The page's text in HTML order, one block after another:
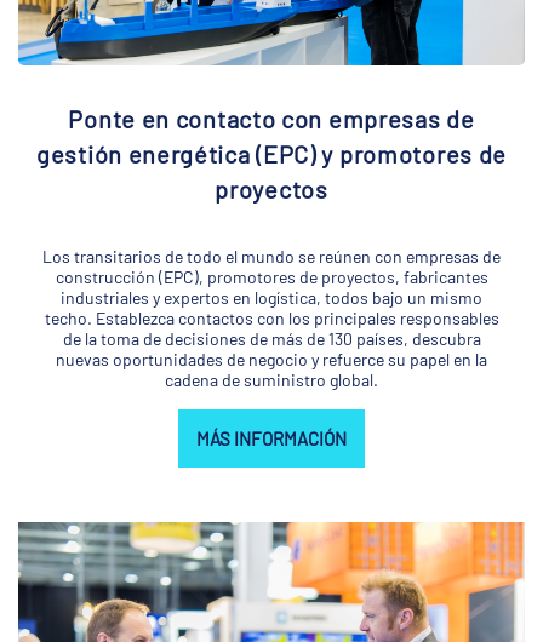
Ponte en contacto con empresas de
gestión energética (EPC) y promotores de
proyectos
Los transitarios de todo el mundo se reúnen con empresas de
construcción (EPC), promotores de proyectos, fabricantes
industriales y expertos en logística, todos bajo un mismo
techo. Establezca contactos con los principales responsables
de la toma de decisiones de más de 130 países, descubra
nuevas oportunidades de negocio y refuerce su papel en la
cadena de suministro global.
MÁS INFORMACIÓN